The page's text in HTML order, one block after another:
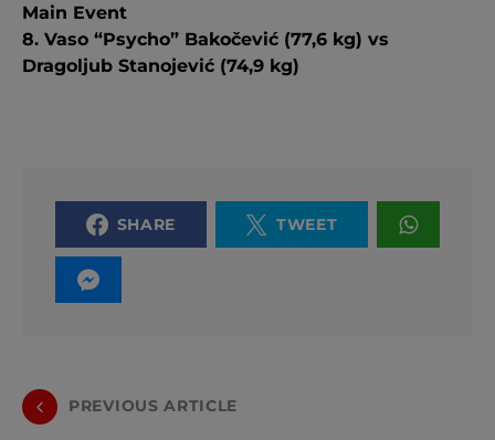
Main Event
8. Vaso “Psycho” Bakočević (77,6 kg) vs
Dragoljub Stanojević (74,9 kg)
SHARE TWEET
PREVIOUS ARTICLE